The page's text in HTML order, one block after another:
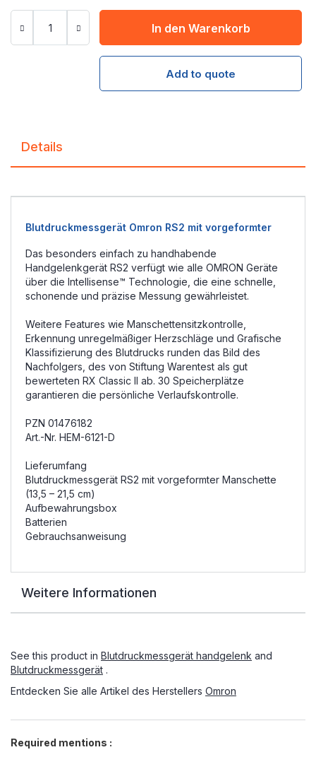
In den Warenkorb
Add to quote
Details
Blutdruckmessgerät Omron RS2 mit vorgeformter
Das besonders einfach zu handhabende
Handgelenkgerät RS2 verfügt wie alle OMRON Geräte
über die Intellisense™ Technologie, die eine schnelle,
schonende und präzise Messung gewährleistet.
Weitere Features wie Manschettensitzkontrolle,
Erkennung unregelmäßiger Herzschläge und Grafische
Klassifizierung des Blutdrucks runden das Bild des
Nachfolgers, des von Stiftung Warentest als gut
bewerteten RX Classic II ab. 30 Speicherplätze
garantieren die persönliche Verlaufskontrolle.
PZN 01476182
Art.-Nr. HEM-6121-D
Lieferumfang
Blutdruckmessgerät RS2 mit vorgeformter Manschette
(13,5 – 21,5 cm)
Aufbewahrungsbox
Batterien
Gebrauchsanweisung
Weitere Informationen
See this product in Blutdruckmessgerät handgelenk and
Blutdruckmessgerät .
Entdecken Sie alle Artikel des Herstellers Omron
Required mentions :